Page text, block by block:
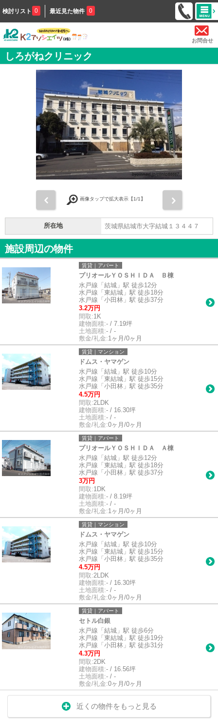
検討リスト 0 最近見た物件 0
お問合せ
しろがねクリニック
画像タップで拡大表示【1/1】
所在地 茨城県結城市大字結城１３４４７
施設周辺の物件
賃貸｜アパート
プリオールＹＯＳＨＩＤＡ Ｂ棟
水戸線「結城」駅 徒歩12分
水戸線「東結城」駅 徒歩18分
水戸線「小田林」駅 徒歩37分
3.2万円
間取:1K
建物面積:- / 7.19坪
土地面積:- / -
敷金/礼金:1ヶ月/0ヶ月
賃貸｜マンション
ドムス・ヤマゲン
水戸線「結城」駅 徒歩10分
水戸線「東結城」駅 徒歩15分
水戸線「小田林」駅 徒歩35分
4.5万円
間取:2LDK
建物面積:- / 16.30坪
土地面積:- / -
敷金/礼金:0ヶ月/0ヶ月
賃貸｜アパート
プリオールＹＯＳＨＩＤＡ Ａ棟
水戸線「結城」駅 徒歩12分
水戸線「東結城」駅 徒歩18分
水戸線「小田林」駅 徒歩37分
3万円
間取:1DK
建物面積:- / 8.19坪
土地面積:- / -
敷金/礼金:1ヶ月/0ヶ月
賃貸｜マンション
ドムス・ヤマゲン
水戸線「結城」駅 徒歩10分
水戸線「東結城」駅 徒歩15分
水戸線「小田林」駅 徒歩35分
4.5万円
間取:2LDK
建物面積:- / 16.30坪
土地面積:- / -
敷金/礼金:0ヶ月/0ヶ月
賃貸｜アパート
セトル白銀
水戸線「結城」駅 徒歩6分
水戸線「東結城」駅 徒歩19分
水戸線「小田林」駅 徒歩31分
4.3万円
間取:2DK
建物面積:- / 16.56坪
土地面積:- / -
敷金/礼金:0ヶ月/0ヶ月
近くの物件をもっと見る